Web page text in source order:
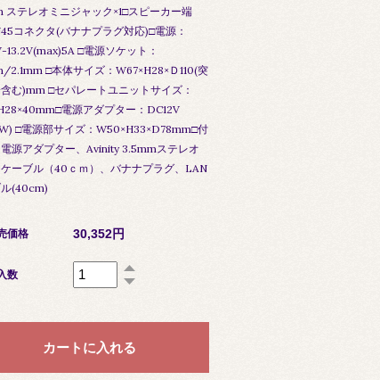
ステレオミニジャック×1□スピーカー端
コネクタ(バナナプラグ対応)□電源：
13.2V(max)5A □電源ソケット：
2.1mm □本体サイズ：W67×H28×Ｄ110(突
む)mm □セパレートユニットサイズ：
電源アダプター：DC12V
□電源部サイズ：W50×H33×D78mm□付
源アダプター、Avinity 3.5mmステレオ
ーブル（40ｃｍ）、バナナプラグ、LAN
(40cm)
価格 30,352円
数